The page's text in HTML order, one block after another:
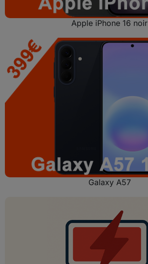
Apple iPhone 16 noir
Galaxy A57